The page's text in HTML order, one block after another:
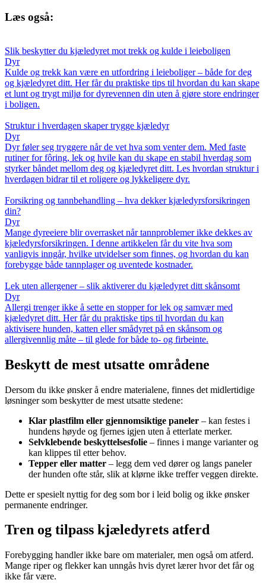
Læs også:
Slik beskytter du kjæledyret mot trekk og kulde i leieboligen
Dyr
Kulde og trekk kan være en utfordring i leieboliger – både for deg
og kjæledyret ditt. Her får du praktiske tips til hvordan du kan skape
et lunt og trygt miljø for dyrevennen din uten å gjøre store endringer
i boligen.
Struktur i hverdagen skaper trygge kjæledyr
Dyr
Dyr føler seg tryggere når de vet hva som venter dem. Med faste
rutiner for fôring, lek og hvile kan du skape en stabil hverdag som
styrker båndet mellom deg og kjæledyret ditt. Les hvordan struktur i
hverdagen bidrar til et roligere og lykkeligere dyr.
Forsikring og tannbehandling – hva dekker kjæledyrsforsikringen
din?
Dyr
Mange dyreeiere blir overrasket når tannproblemer ikke dekkes av
kjæledyrsforsikringen. I denne artikkelen får du vite hva som
vanligvis inngår, hvilke utvidelser som finnes, og hvordan du kan
forebygge både tannplager og uventede kostnader.
Lek uten allergener – slik aktiverer du kjæledyret ditt skånsomt
Dyr
Allergi trenger ikke å sette en stopper for lek og samvær med
kjæledyret ditt. Her får du praktiske tips til hvordan du kan
aktivisere hunden, katten eller smådyret på en skånsom og
allergivennlig måte – til glede for både to- og firbeinte.
Beskytt de mest utsatte områdene
Dersom du ikke ønsker å endre materialene, finnes det midlertidige
løsninger som beskytter de mest utsatte stedene:
Klar plastfilm eller gjennomsiktige paneler – kan festes i
hundens høyde og fjernes igjen uten å etterlate merker.
Selvklebende beskyttelsesfolie – finnes i mange varianter og
kan klippes til etter behov.
Tepper eller matter – legg dem ved dører og langs paneler
der hunden ofte står, slik at klørne ikke treffer veggen direkte.
Dette er spesielt nyttig for deg som bor i leid bolig og ikke ønsker
permanente endringer.
Tren og tilpass kjæledyrets atferd
Forebygging handler ikke bare om materialer, men også om atferd.
Mange riper og flekker kan unngås hvis dyret lærer hvor det får og
ikke får være.